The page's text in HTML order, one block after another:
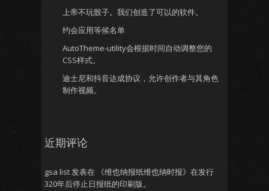
上帝不玩骰子。我们创造了可以的软件。
约会应用等候名单
AutoTheme-utility会根据时间自动调整您的
CSS样式。
迪士尼和抖音达成协议，允许创作者与其角色
制作视频。
近期评论
gsa list发表在
《维也纳报纸维也纳时报》在发行
320年后停止日报纸的印刷版。